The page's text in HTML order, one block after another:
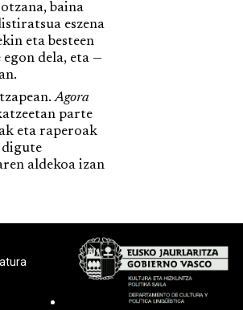
baina
eszena
eta besteen
dela, eta —
Agora
parte
eta raperoak
digute
aldekoa izan